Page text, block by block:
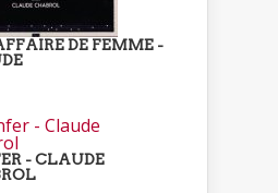
DE FEMME -
- CLAUDE